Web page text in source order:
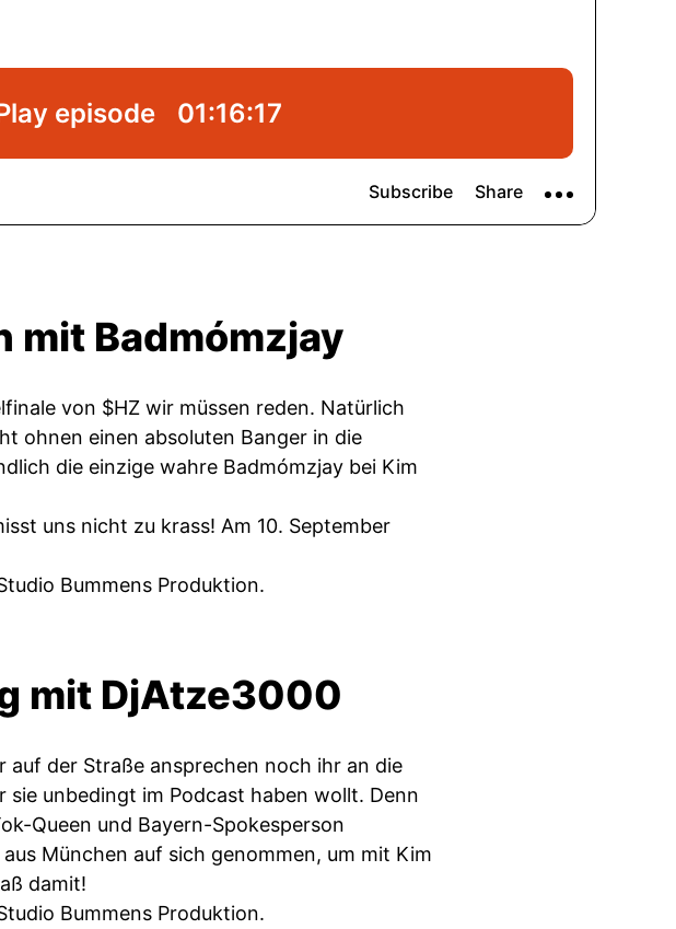
mit Badmómzjay
von $HZ wir müssen reden. Natürlich
ohnen einen absoluten Banger in die
die einzige wahre Badmómzjay bei Kim
uns nicht zu krass! Am 10. September
Bummens Produktion.
mit DjAtze3000
auf der Straße ansprechen noch ihr an die
sie unbedingt im Podcast haben wollt. Denn
Queen und Bayern-Spokesperson
München auf sich genommen, um mit Kim
damit!
Bummens Produktion.